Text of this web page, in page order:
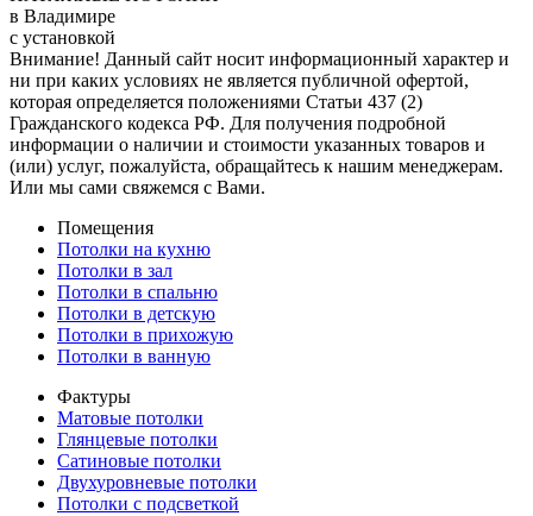
в Владимире
с установкой
Внимание! Данный сайт носит информационный характер и
ни при каких условиях не является публичной офертой,
которая определяется положениями Статьи 437 (2)
Гражданского кодекса РФ. Для получения подробной
информации о наличии и стоимости указанных товаров и
(или) услуг, пожалуйста, обращайтесь к нашим менеджерам.
Или мы сами свяжемся с Вами.
Помещения
Потолки на кухню
Потолки в зал
Потолки в спальню
Потолки в детскую
Потолки в прихожую
Потолки в ванную
Фактуры
Матовые потолки
Глянцевые потолки
Сатиновые потолки
Двухуровневые потолки
Потолки с подсветкой